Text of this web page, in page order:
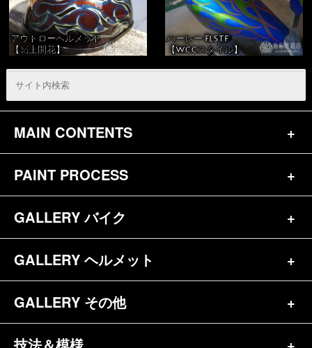
アウトローヘルメット
【嶺上開花】
ハーレー FLSTF
【WCCスタイル】
MAIN CONTENTS
トップページ
お問合せ
参考価格
キャンディペイントとは？
PAINT PROCESS
バイク（180）
ヘルメット（84）
GALLERY バイク
バイク一覧（184）
ハーレー（141）
GALLERY ヘルメット
ヘルメット一覧（139）
半ヘル（39）
GALLERY その他